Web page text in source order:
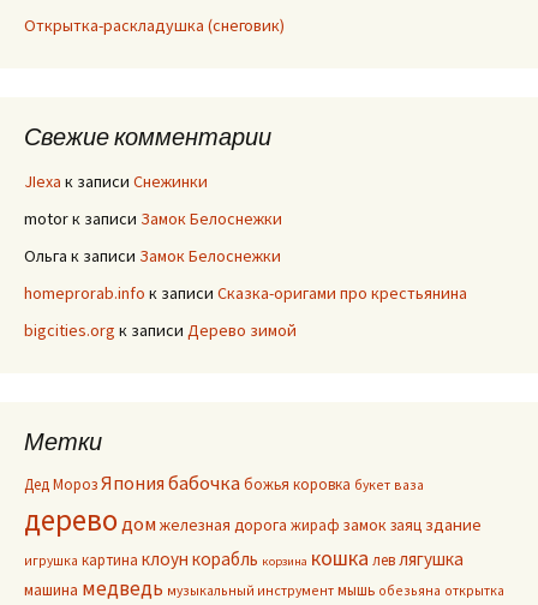
Открытка-раскладушка (снеговик)
Свежие комментарии
JIexa к записи Снежинки
motorк записи Замок Белоснежки
Ольга к записи Замок Белоснежки
homeprorab.info к записи Сказка-оригами про крестьянина
bigcities.org к записи Дерево зимой
Метки
Дед МорозЯпония бабочкабожья коровка букет ваза
дереводомжелезная дорога жираф замокзаяц здание
игрушка картина клоун корабль корзина кошка левлягушка
машина медведь музыкальный инструмент мышь обезьяна открытка